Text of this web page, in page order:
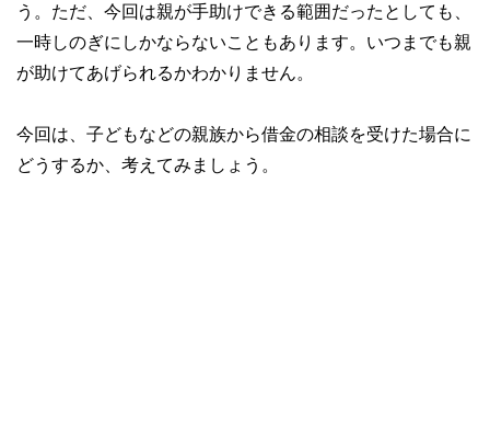
う。ただ、今回は親が手助けできる範囲だったとしても、
一時しのぎにしかならないこともあります。いつまでも親
が助けてあげられるかわかりません。
今回は、子どもなどの親族から借金の相談を受けた場合に
どうするか、考えてみましょう。